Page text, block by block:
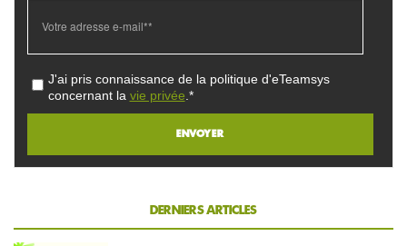
J'ai pris connaissance de la politique d'eTeamsys
concernant la vie privée .*
DERNIERS ARTICLES